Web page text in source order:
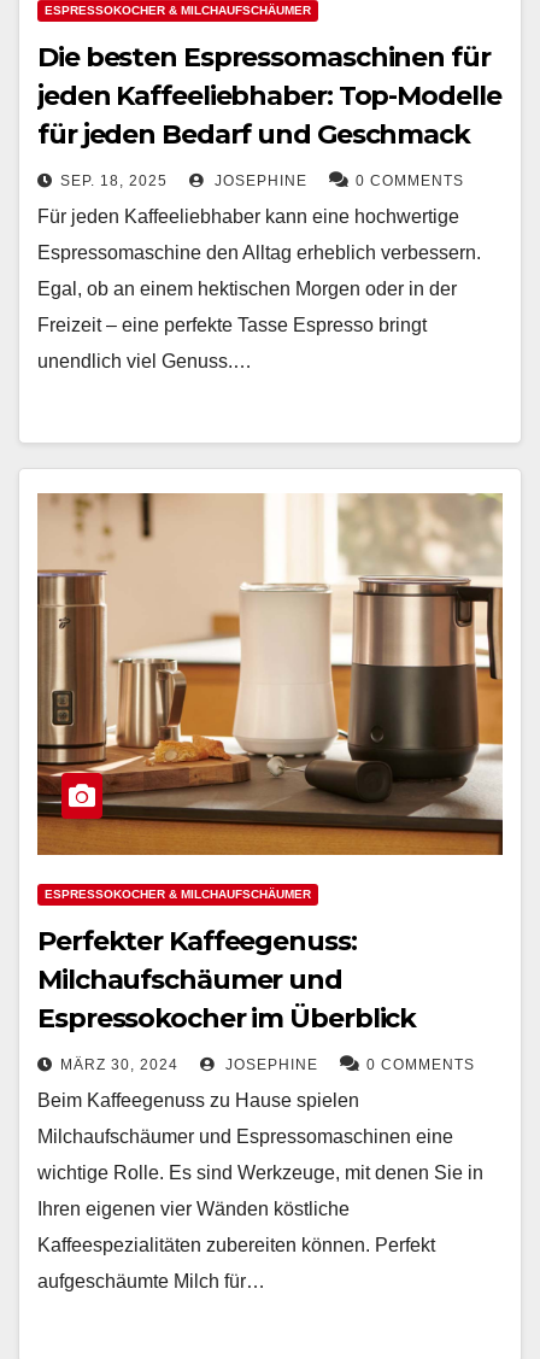
ESPRESSOKOCHER & MILCHAUFSCHÄUMER
Die besten Espressomaschinen für
jeden Kaffeeliebhaber: Top-Modelle
für jeden Bedarf und Geschmack
SEP. 18, 2025 JOSEPHINE 0 COMMENTS
Für jeden Kaffeeliebhaber kann eine hochwertige
Espressomaschine den Alltag erheblich verbessern.
Egal, ob an einem hektischen Morgen oder in der
Freizeit – eine perfekte Tasse Espresso bringt
unendlich viel Genuss.…
ESPRESSOKOCHER & MILCHAUFSCHÄUMER
Perfekter Kaffeegenuss:
Milchaufschäumer und
Espressokocher im Überblick
MÄRZ 30, 2024 JOSEPHINE 0 COMMENTS
Beim Kaffeegenuss zu Hause spielen
Milchaufschäumer und Espressomaschinen eine
wichtige Rolle. Es sind Werkzeuge, mit denen Sie in
Ihren eigenen vier Wänden köstliche
Kaffeespezialitäten zubereiten können. Perfekt
aufgeschäumte Milch für…